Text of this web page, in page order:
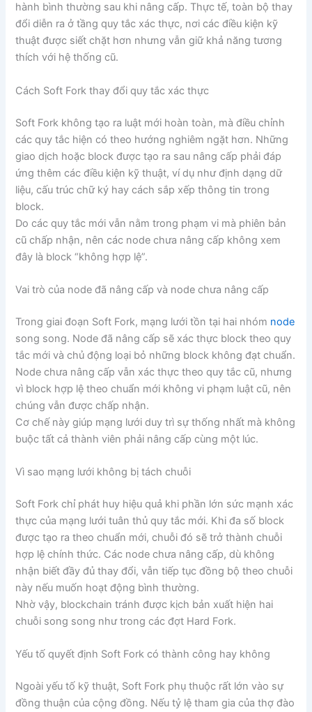
hành bình thường sau khi nâng cấp. Thực tế, toàn bộ thay
đổi diễn ra ở tầng quy tắc xác thực, nơi các điều kiện kỹ
thuật được siết chặt hơn nhưng vẫn giữ khả năng tương
thích với hệ thống cũ.
Cách Soft Fork thay đổi quy tắc xác thực
Soft Fork không tạo ra luật mới hoàn toàn, mà điều chỉnh
các quy tắc hiện có theo hướng nghiêm ngặt hơn. Những
giao dịch hoặc block được tạo ra sau nâng cấp phải đáp
ứng thêm các điều kiện kỹ thuật, ví dụ như định dạng dữ
liệu, cấu trúc chữ ký hay cách sắp xếp thông tin trong
block.
Do các quy tắc mới vẫn nằm trong phạm vi mà phiên bản
cũ chấp nhận, nên các node chưa nâng cấp không xem
đây là block “không hợp lệ”.
Vai trò của node đã nâng cấp và node chưa nâng cấp
Trong giai đoạn Soft Fork, mạng lưới tồn tại hai nhóm node
song song. Node đã nâng cấp sẽ xác thực block theo quy
tắc mới và chủ động loại bỏ những block không đạt chuẩn.
Node chưa nâng cấp vẫn xác thực theo quy tắc cũ, nhưng
vì block hợp lệ theo chuẩn mới không vi phạm luật cũ, nên
chúng vẫn được chấp nhận.
Cơ chế này giúp mạng lưới duy trì sự thống nhất mà không
buộc tất cả thành viên phải nâng cấp cùng một lúc.
Vì sao mạng lưới không bị tách chuỗi
Soft Fork chỉ phát huy hiệu quả khi phần lớn sức mạnh xác
thực của mạng lưới tuân thủ quy tắc mới. Khi đa số block
được tạo ra theo chuẩn mới, chuỗi đó sẽ trở thành chuỗi
hợp lệ chính thức. Các node chưa nâng cấp, dù không
nhận biết đầy đủ thay đổi, vẫn tiếp tục đồng bộ theo chuỗi
này nếu muốn hoạt động bình thường.
Nhờ vậy, blockchain tránh được kịch bản xuất hiện hai
chuỗi song song như trong các đợt Hard Fork.
Yếu tố quyết định Soft Fork có thành công hay không
Ngoài yếu tố kỹ thuật, Soft Fork phụ thuộc rất lớn vào sự
đồng thuận của cộng đồng. Nếu tỷ lệ tham gia của thợ đào